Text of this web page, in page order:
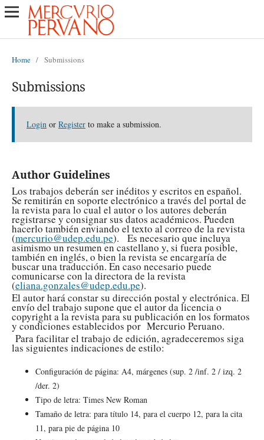
Home / Submissions
Submissions
Loginor Registerto make a submission.
Author Guidelines
Los trabajos deberán ser inéditos y escritos en español.
Se remitirán en soporte electrónico a través del portal de
la revista para lo cual el autor o los autores deberán
registrarse y consignar sus datos académicos. Pueden
hacerlo también enviando el texto al correo de la revista
(mercurio@udep.edu.pe). Es necesario que incluya
asimismo un resumen en castellano y, si fuera posible,
también en inglés, o bien la revista se encargaría de
buscar una traducción. En caso necesario puede
comunicarse con la directora de la revista
(eliana.gonzales@udep.edu.pe).
El autor hará constar su dirección postal y electrónica. El
envío del trabajo supone que el autor da licencia o
copyright a la revista para su publicación en los formatos
y condiciones establecidos por Mercurio Peruano.
Para facilitar el trabajo de edición, agradeceremos siga
las siguientes indicaciones de estilo:
Configuración de página: A4, márgenes (sup. 2 /inf. 2 / izq. 2
/der. 2)
Tipo de letra: Times New Roman
Tamaño de letra: para título 14, para el cuerpo 12, para la cita
11, para pie de página 10